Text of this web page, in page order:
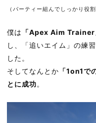
（パーティー組んでしっかり役
僕は 「Apex Aim Trainer
し、「追いエイム」の練
した。
そしてなんとか 「1on1で
とに成功。